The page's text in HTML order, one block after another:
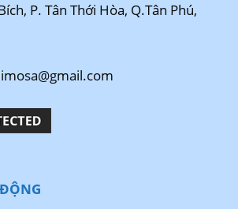
P. Tân Thới Hòa, Q.Tân Phú,